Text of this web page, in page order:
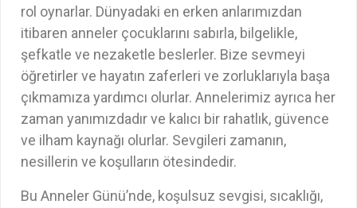
rol oynarlar. Dünyadaki en erken anlarımızdan
itibaren anneler çocuklarını sabırla, bilgelikle,
şefkatle ve nezaketle beslerler. Bize sevmeyi
öğretirler ve hayatın zaferleri ve zorluklarıyla başa
çıkmamıza yardımcı olurlar. Annelerimiz ayrıca her
zaman yanımızdadır ve kalıcı bir rahatlık, güvence
ve ilham kaynağı olurlar. Sevgileri zamanın,
nesillerin ve koşulların ötesindedir.
Bu Anneler Günü’nde, koşulsuz sevgisi, sıcaklığı,